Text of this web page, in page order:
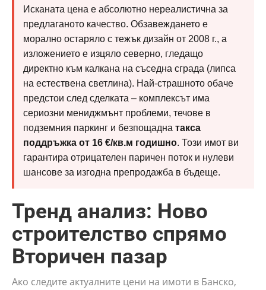
Исканата цена е абсолютно нереалистична за
предлаганото качество. Обзавеждането е
морално остаряло с тежък дизайн от 2008 г., а
изложението е изцяло северно, гледащо
директно към калкана на съседна сграда (липса
на естествена светлина). Най-страшното обаче
предстои след сделката – комплексът има
сериозни мениджмънт проблеми, течове в
подземния паркинг и безпощадна такса
поддръжка от 16 €/кв.м годишно. Този имот ви
гарантира отрицателен паричен поток и нулеви
шансове за изгодна препродажба в бъдеще.
Тренд анализ: Ново
строителство спрямо
Вторичен пазар
Ако следите актуалните цени на имоти в Банско,